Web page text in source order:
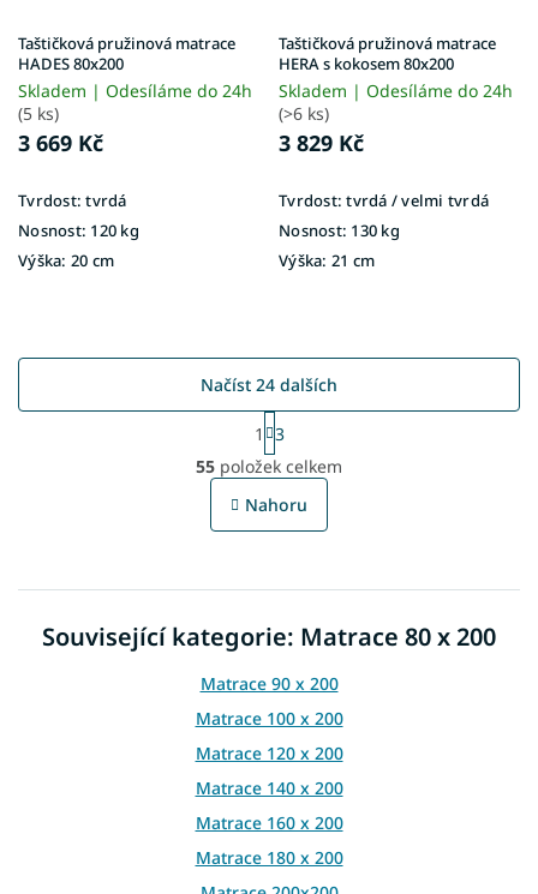
Taštičková pružinová matrace
HADES 80x200
Skladem | Odesíláme do 24h
(5 ks)
3 669 Kč
Tvrdost: tvrdá
Nosnost: 120 kg
Výška: 20 cm
Taštičková pružinová matrace
HERA s kokosem 80x200
Skladem | Odesíláme do 24h
(>6 ks)
3 829 Kč
Tvrdost: tvrdá / velmi tvrdá
Nosnost: 130 kg
Výška: 21 cm
O
v
l
c
p
v
y
v
p
i
s
u
Načíst 24 dalších
S
t
r
á
n
á
í
1
3
55 položek celkem
Nahoru
Související kategorie: Matrace 80 x 200
Matrace 90 x 200
Matrace 100 x 200
Matrace 120 x 200
Matrace 140 x 200
Matrace 160 x 200
Matrace 180 x 200